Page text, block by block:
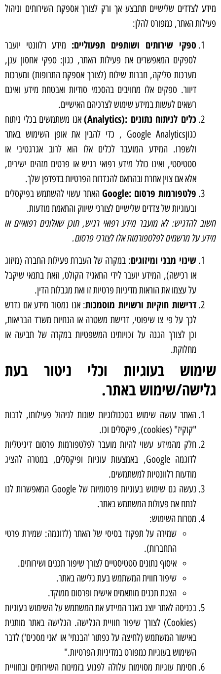
מידע לצדדים שלישיים תתבצע אך ורק לצורך אספקת השירותים וניהול
פעילות האתר, כמפורט להלן:
ספקי שירותים ושותפים תפעוליים: מידע רלוונטי יועבר
לספקים המאפשרים את פעילות האתר, כגון: ספקי אחסון ענן,
מערכות סליקה, חברות שילוח (לצורך אספקת התרופות) ומערכות
דיוור. ספקים אלו מחויבים בהסכמי סודיות ואבטחת מידע ואינם
רשאים לעשות במידע שימוש לצרכיהם האישיים.
כלים לניתוח נתונים :(Analytics)
אנו משתמשים בכלי ניתוח
כגוןGoogle Analytics , כדי להבין את אופן השימוש באתר
ולשפרו. המידע המועבר לכלים אלו הוא לרוב אגרגטיבי או
סטטיסטי, ואינו כולל מידע רפואי רגיש או פרטים מזהים ישירים,
אלא אם צוין אחרת ובהתאם להגדרות הפרטיות בדפדפן שלך.
פלטפורמות פרסום :Google
האתר עשוי להשתמש בפיקסלים
ובעוגיות של צדדים שלישיים לצורכי שיווק והתאמת מודעות.
חשוב להדגיש: לא מועבר מידע רפואי רגיש, תוכן שאלונים רפואיים או
מידע על מרשמים לפלטפורמות אלו לצורכי פרסום.
שינוי מבני ומיזוגים: במקרה של העברת פעילות החברה (מיזוג
או רכישה), המידע יועבר לידי התאגיד הקולט, וזאת בתנאי שיקבל
על עצמו את הוראות מדיניות פרטיות זו ואת מגבלות הדין.
דרישות חוקיות ורשויות מוסמכות: אנו נמסור מידע אם נדרש
לכך על פי צו שיפוטי, דרישת משטרה או הנחיות משרד הבריאות,
וכן לצורך הגנה על זכויותינו המשפטיות במקרה של תביעה או
מחלוקת.
שימוש בעוגיות וכלי ניטור בעת
גלישה/שימוש באתר.
האתר עושה שימוש בטכנולוגיות שונות לניהול פעילותו, לרבות
"קוקיז" (cookies), פיקסלים וכו.
חלק מהמידע עשוי להיות מועבר לפלטפורמות פרסום דיגיטליות
לדוגמה Google, באמצעות עוגיות ופיקסלים, במטרה להציג
מודעות רלוונטיות למשתמשים.
נעשה גם שימוש בעוגיות פרסומיות של Google המאפשרות לנו
לנתח את פעולות המשתמש באתר.
מטרות השימוש:
שמירה על תפקוד בסיסי של האתר (לדוגמה: שמירת פרטי
התחברות).
איסוף נתונים סטטיסטיים לצורך שיפור תכנים ושירותים.
שיפור חווית המשתמש בעת גלישה באתר.
הצגת תכנים מותאמים אישית ופרסום ממוקד.
בכניסה לאתר יוצג באנר המיידע את המשתמש על השימוש בעוגיות
(Cookies) לצורך שיפור חוויית הגלישה. הגלישה באתר מותנית
באישור המשתמש (לחיצה על כפתור 'הבנתי' או 'אני מסכים') לדבר
השימוש בעוגיות כמפורט במדיניות הפרטיות."
חסימת עוגיות מסוימות עלולה לפגוע בזמינות השירותים ובחוויית